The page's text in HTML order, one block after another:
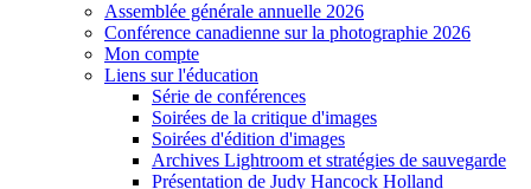
Assemblée générale annuelle 2026
Conférence canadienne sur la photographie 2026
Mon compte
Liens sur l'éducation
Série de conférences
Soirées de la critique d'images
Soirées d'édition d'images
Archives Lightroom et stratégies de sauvegarde
Présentation de Judy Hancock Holland